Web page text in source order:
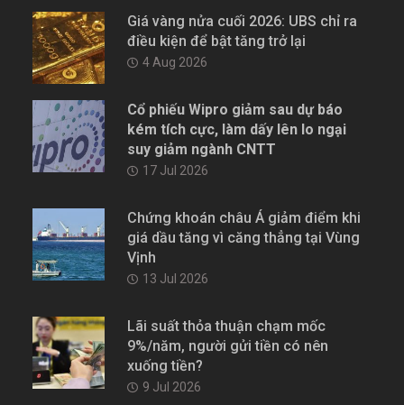
Giá vàng nửa cuối 2026: UBS chỉ ra
điều kiện để bật tăng trở lại
4 Aug 2026
Cổ phiếu Wipro giảm sau dự báo
kém tích cực, làm dấy lên lo ngại
suy giảm ngành CNTT
17 Jul 2026
Chứng khoán châu Á giảm điểm khi
giá dầu tăng vì căng thẳng tại Vùng
Vịnh
13 Jul 2026
Lãi suất thỏa thuận chạm mốc
9%/năm, người gửi tiền có nên
xuống tiền?
9 Jul 2026